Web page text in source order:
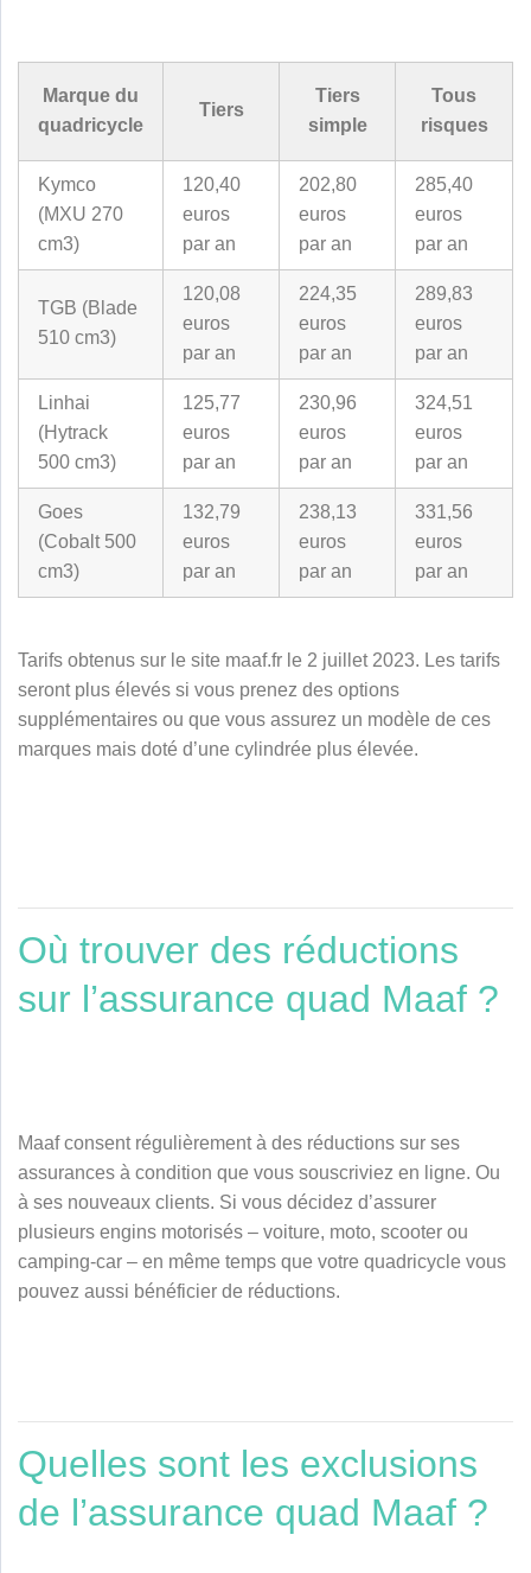
Marque du
quadricycle
Tiers
Tiers
simple
Tous
risques
Kymco
(MXU 270
cm3)
120,40
euros
par an
202,80
euros
par an
285,40
euros
par an
TGB (Blade
510 cm3)
120,08
euros
par an
224,35
euros
par an
289,83
euros
par an
Linhai
(Hytrack
500 cm3)
125,77
euros
par an
230,96
euros
par an
324,51
euros
par an
Goes
(Cobalt 500
cm3)
132,79
euros
par an
238,13
euros
par an
331,56
euros
par an
Tarifs obtenus sur le site maaf.fr le 2 juillet 2023. Les tarifs
seront plus élevés si vous prenez des options
supplémentaires ou que vous assurez un modèle de ces
marques mais doté d’une cylindrée plus élevée.
Où trouver des réductions
sur l’assurance quad Maaf ?
Maaf consent régulièrement à des réductions sur ses
assurances à condition que vous souscriviez en ligne. Ou
à ses nouveaux clients. Si vous décidez d’assurer
plusieurs engins motorisés – voiture, moto, scooter ou
camping-car – en même temps que votre quadricycle vous
pouvez aussi bénéficier de réductions.
Quelles sont les exclusions
de l’assurance quad Maaf ?